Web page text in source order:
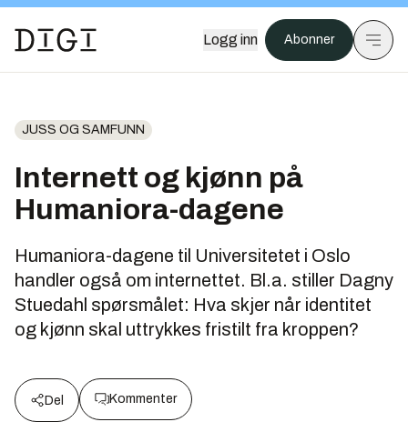
Logg inn Abonner
JUSS OG SAMFUNN
Internett og kjønn på
Humaniora-dagene
Humaniora-dagene til Universitetet i Oslo
handler også om internettet. Bl.a. stiller Dagny
Stuedahl spørsmålet: Hva skjer når identitet
og kjønn skal uttrykkes fristilt fra kroppen?
Del Kommenter